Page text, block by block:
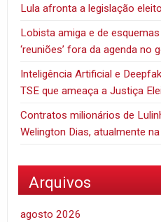
Lula afronta a legislação
Lobista amiga e de
‘reuniões’ fora da agenda no
Inteligência Artificial e
TSE que ameaça a Justiça
Contratos milionários de
Welington Dias, atualmente
Arquivos
agosto 2026